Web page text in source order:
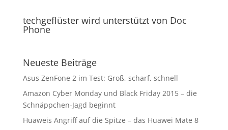
techgeflüster wird unterstützt von Doc
Phone
Neueste Beiträge
Asus ZenFone 2 im Test: Groß, scharf, schnell
Amazon Cyber Monday und Black Friday 2015 – die
Schnäppchen-Jagd beginnt
Huaweis Angriff auf die Spitze – das Huawei Mate 8